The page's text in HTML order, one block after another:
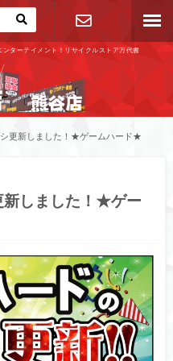
ターテイメント！リサイクルストア万代書
お問い合わ
せ
シ更新しました！★ゲームハード★
新しました！★ゲー